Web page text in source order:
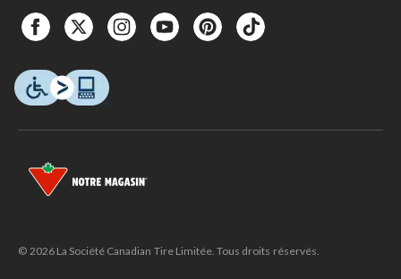
© 2026 La Société Canadian Tire Limitée. Tous droits réservés.